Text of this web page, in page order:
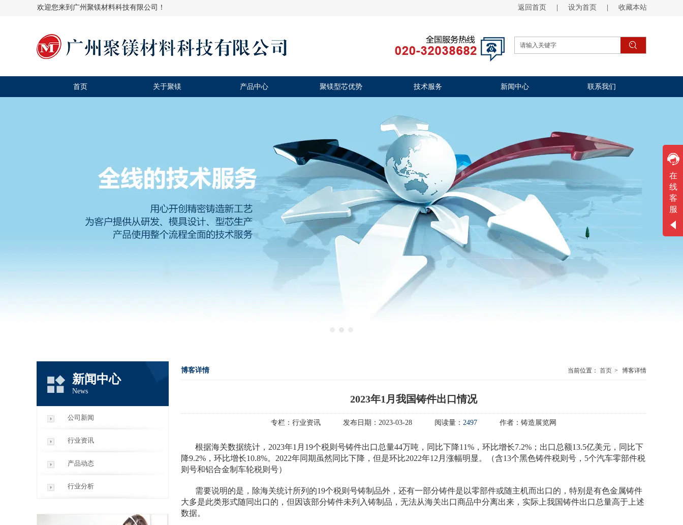
返回首页 设为首页 收藏本站
欢迎您来到广州聚镁材料科技有限公司！
在
线
客
服
工作时间
首页 关于聚镁 产品中心 聚镁型芯优势 技术服务 新闻中心 联系我们
新闻中心
News
公司新闻
行业资讯
产品动态
行业分析
博客详情 当前位置： 首页 > 博客详情
2023年1月我国铸件出口情况
专栏： 行业资讯 发布日期： 2023-03-28 阅读量： 2497 作者： 铸造展览网
根据海关数据统计，2023年1月19个税则号铸件出口总量44万吨，同比下降11%，环比增长7.2%；出口总额13.5亿美元，同比下
降9.2%，环比增长10.8%。2022年同期虽然同比下降，但是环比2022年12月涨幅明显。（含13个黑色铸件税则号，5个汽车零部件税
则号和铝合金制车轮税则号）
需要说明的是，除海关统计所列的19个税则号铸制品外，还有一部分铸件是以零部件或随主机而出口的，特别是有色金属铸件
大多是此类形式随同出口的，但因该部分铸件未列入铸制品，无法从海关出口商品中分离出来，实际上我国铸件出口总量高于上述
数据。